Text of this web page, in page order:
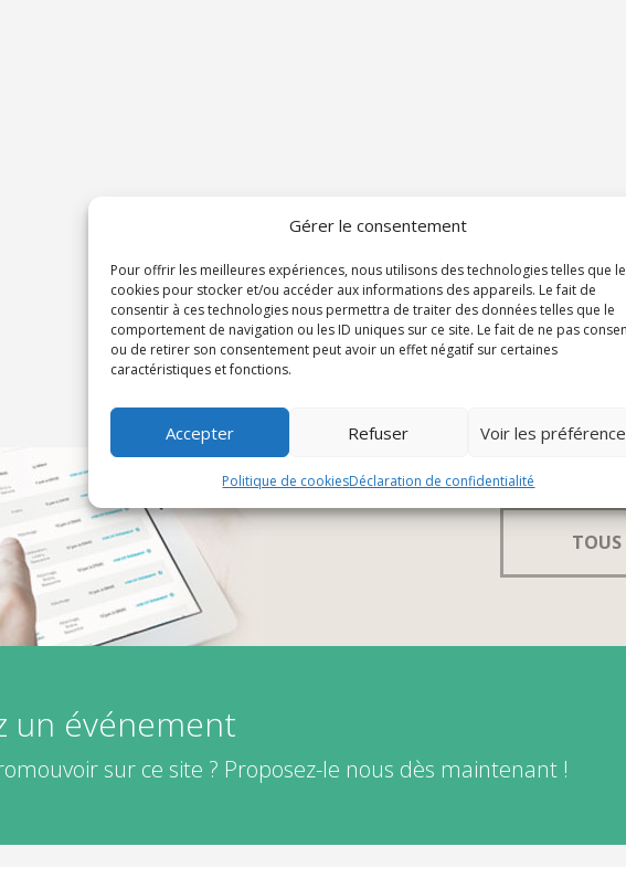
Gérer le consentement
Pour offrir les meilleures expériences, nous utilisons des technologies telles que
cookies pour stocker et/ou accéder aux informations des appareils. Le fait de
consentir à ces technologies nous permettra de traiter des données telles que le
comportement de navigation ou les ID uniques sur ce site. Le fait de ne pas
ou de retirer son consentement peut avoir un effet négatif sur certaines
caractéristiques et fonctions.
Accepter Refuser Voir les
Politique de cookiesDéclaration de confidentialité
TOUS
un événement
sur ce site ? Proposez-le nous dès maintenant !